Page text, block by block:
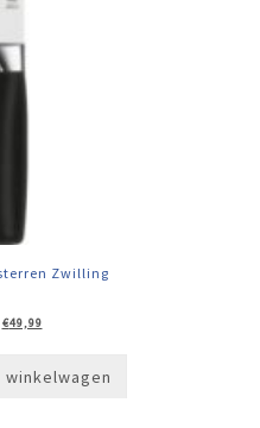
Zwilling
Oorspronkelijke
prijs
€49,99Huidige
prijs
winkelwagen